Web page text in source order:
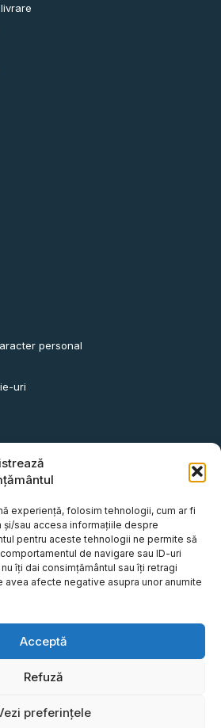
experiență, folosim tehnologii, cum ar fi
sau accesa informațiile despre
pentru aceste tehnologii ne permite să
de navigare sau ID-uri
îți dai consimțământul sau îți retragi
avea afecte negative asupra unor anumite
Acceptă
Refuză
preferințele
personal
uri